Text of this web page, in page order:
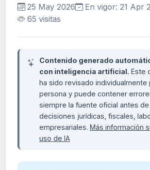
25 May 2026
En vigor: 21 Apr
65 visitas
Contenido generado
con inteligencia artificial. Este
ha sido revisado individualmente
persona y puede contener
siempre la fuente oficial antes
decisiones jurídicas, fiscales,
empresariales. Más información
uso de IA